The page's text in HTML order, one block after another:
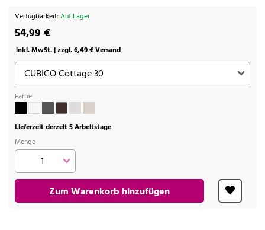
Verfügbarkeit: Auf Lager
54,99 €
inkl. MwSt. |zzgl. 6,49 € Versand
Farbe
Lieferzeit derzeit 5 Arbeitstage
Menge
Zum Warenkorb hinzufügen